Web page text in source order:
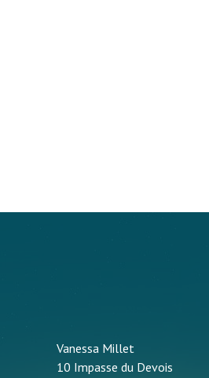
Vanessa Millet
10 Impasse du Devois